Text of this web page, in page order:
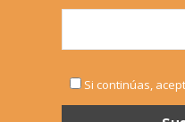
Si continúas,